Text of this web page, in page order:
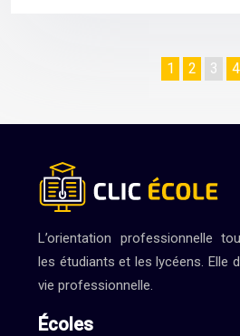
1 2 3 4
L’orientation professionnelle
les étudiants et les lycéens. Elle
vie professionnelle.
Écoles